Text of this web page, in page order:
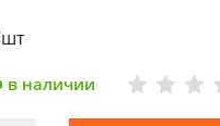
в наличии